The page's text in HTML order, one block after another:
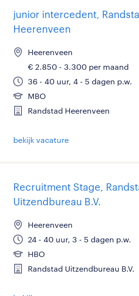
junior intercedent,
Heerenveen
Heerenveen
€ 2.850 - 3.300 per maand
36 - 40 uur, 4 - 5 dagen p.w.
MBO
Randstad Heerenveen
bekijk vacature
Recruitment Stage,
Uitzendbureau B.V.
Heerenveen
24 - 40 uur, 3 - 5 dagen p.w.
HBO
Randstad Uitzendbureau B.V.